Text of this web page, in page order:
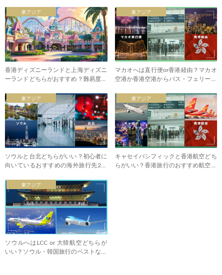
東アジア
香港ディズニーランドと上海ディズニ
ーランドどちらがおすすめ？難易度や
東アジア
マカオへは直行便or香港経由？マカオ
空港か香港空港からバス・フェリー利
東アジア
ソウルと台北どちらがいい？初心者に
向いているおすすめの海外旅行先2つ
東アジア
キャセイパシフィックと香港航空どち
らがいい？香港旅行のおすすめ航空会
東アジア
ソウルへはLCC or 大韓航空どちらが
いい？ソウル・韓国旅行のベストな航